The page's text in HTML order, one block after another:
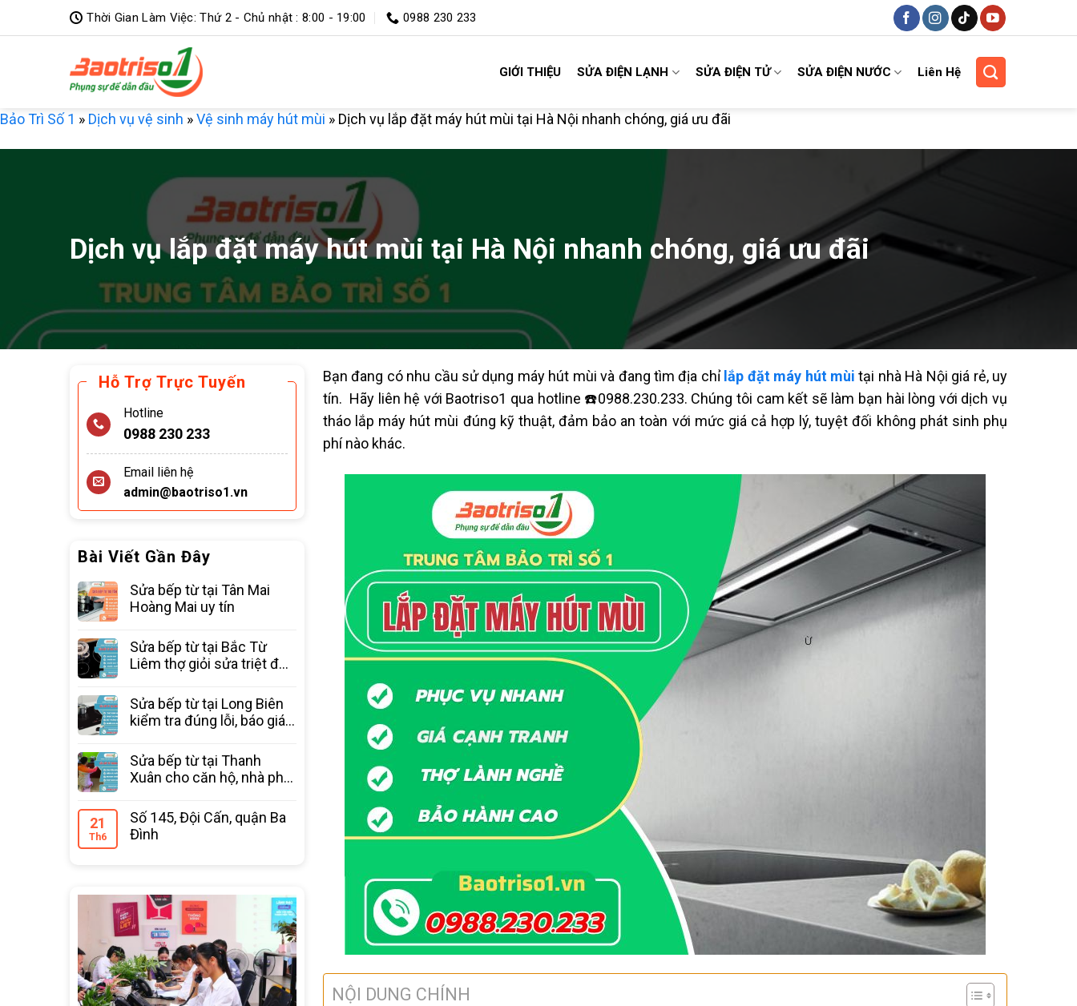
qua
Thời Gian Làm Việc: Thứ 2 - Chủ nhật : 8:00 - 19:00 0988 230 233
GIỚI THIỆU SỬA ĐIỆN LẠNH SỬA ĐIỆN TỬ SỬA ĐIỆN NƯỚC Liên Hệ
Bảo Trì Số 1 » Dịch vụ vệ sinh »Vệ sinh máy hút mùi » Dịch vụ lắp đặt máy hút mùi tại Hà Nội nhanh chóng, giá ưu đãi
Dịch vụ lắp đặt máy hút mùi tại Hà Nội nhanh chóng, giá ưu đãi
Hỗ Trợ Trực Tuyến
Hotline
0988 230 233
Email liên hệ
admin@baotriso1.vn
Bài Viết Gần Đây
Sửa bếp từ tại Tân Mai
Hoàng Mai uy tín
Sửa bếp từ tại Bắc Từ
Liêm thợ giỏi sửa triệt để
Sửa bếp từ tại Long Biên
kiểm tra đúng lỗi, báo giá
Sửa bếp từ tại Thanh
Xuân cho căn hộ, nhà phố
21
Th6
Số 145, Đội Cấn, quận Ba
Đình
Bạn đang có nhu cầu sử dụng máy hút mùi và đang tìm địa chỉ lắp đặt máy hút mùi tại nhàHà Nội giá rẻ, uy
tín. Hãy liên hệ với Baotriso1 qua hotline ☎️0988.230.233. Chúng tôi cam kết sẽ làm bạn hài lòng với dịch vụ
tháo lắp máy hút mùi đúng kỹ thuật, đảm bảo an toàn với mức giá cả hợp lý, tuyệt đối không phát sinh phụ
phí nào khác.
NỘI DUNG CHÍNH